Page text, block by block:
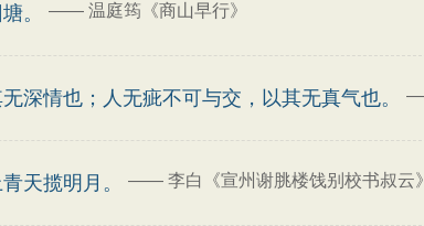
。 —— 温庭筠《商山早行》
深情也；人无疵不可与交，以其无真气也。
天揽明月。 —— 李白《宣州谢脁楼饯别校书叔云》